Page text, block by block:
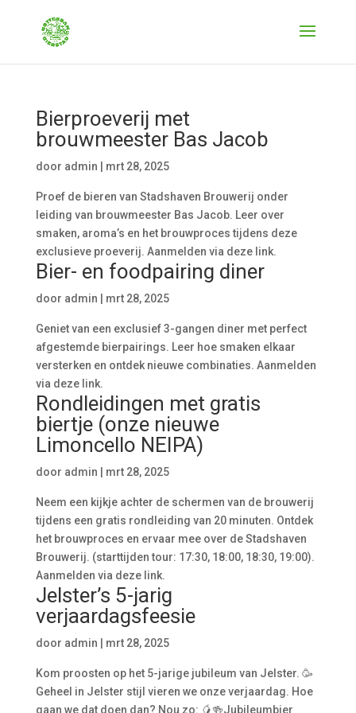
Bierproeverij met
brouwmeester Bas Jacob
door admin mrt 28, 2025
Proef de bieren van Stadshaven Brouwerij onder
leiding van brouwmeester Bas Jacob. Leer over
smaken, aroma’s en het brouwproces tijdens deze
exclusieve proeverij. Aanmelden via deze link.
Bier- en foodpairing diner
door admin mrt 28, 2025
Geniet van een exclusief 3-gangen diner met perfect
afgestemde bierpairings. Leer hoe smaken elkaar
versterken en ontdek nieuwe combinaties. Aanmelden
via deze link.
Rondleidingen met gratis
biertje (onze nieuwe
Limoncello NEIPA)
door admin mrt 28, 2025
Neem een kijkje achter de schermen van de brouwerij
tijdens een gratis rondleiding van 20 minuten. Ontdek
het brouwproces en ervaar mee over de Stadshaven
Brouwerij. (starttijden tour: 17:30, 18:00, 18:30, 19:00).
Aanmelden via deze link.
Jelster’s 5-jarig
verjaardagsfeesie
door admin mrt 28, 2025
Kom proosten op het 5-jarige jubileum van Jelster. 🥳
Geheel in Jelster stijl vieren we onze verjaardag. Hoe
gaan we dat doen dan? Nou zo: 🥭🍻Jubileumbier